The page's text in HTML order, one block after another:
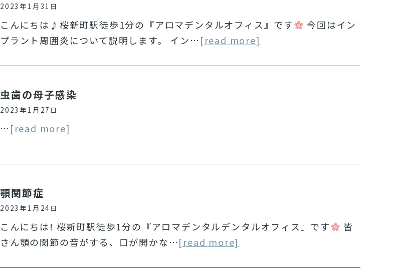
2023年1月31日
こんにちは♪桜新町駅徒歩1分の『アロマデンタルオフィス』です
今回はイン
プラント周囲炎について説明します。 イン… [read more]
虫歯の母子感染
2023年1月27日
… [read more]
顎関節症
2023年1月24日
こんにちは! 桜新町駅徒歩1分の『アロマデンタルデンタルオフィス』です
皆
さん顎の関節の音がする、口が開かな…[read more]